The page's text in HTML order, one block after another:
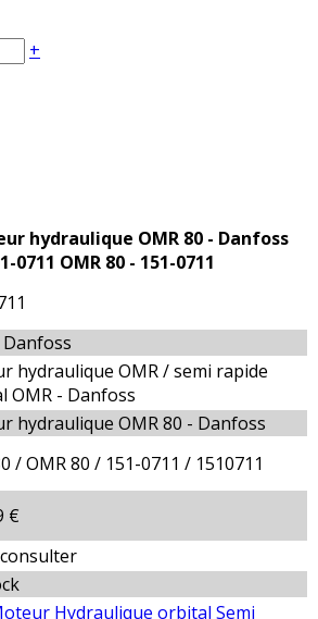
+
hydraulique OMR 80 - Danfoss
0711 OMR 80 - 151-0711
hydraulique OMR / semi rapide
OMR - Danfoss
hydraulique OMR 80 - Danfoss
/ OMR 80 / 151-0711 / 1510711
€
Hydraulique orbital Semi